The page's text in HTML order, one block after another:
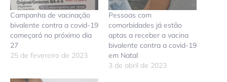
Campanha de vacinação
bivalente contra a covid-19
começará no próximo dia
27
25 de fevereiro de 2023
Pessoas com
comorbidades já estão
aptas a receber a vacina
bivalente contra a covid-19
em Natal
3 de abril de 2023